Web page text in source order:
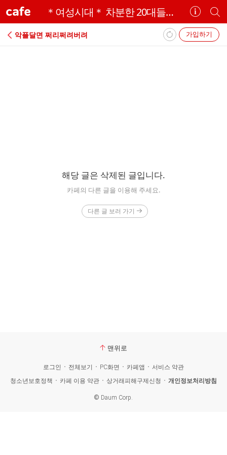
cafe ＊여성시대＊ 차분한 20대들의 알흠다운 공간
카
페
정
보
개
별
카
페
가입하기
악플달면 쩌리쩌려버려
해당 글은 삭제된 글입니다.
카페의 다른 글을 이용해 주세요.
다른 글 보러 가기
맨위로
로그인 전체보기 PC화면 카페앱
서비스 약관
청소년보호정책
카페 이용 약관 상거래피해구제신청 개인정보처리방침
© Daum Corp.